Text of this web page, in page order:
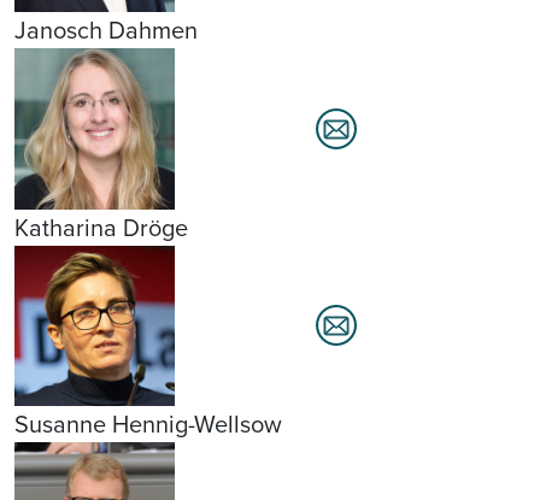
Janosch Dahmen
Katharina Dröge
Susanne Hennig-Wellsow